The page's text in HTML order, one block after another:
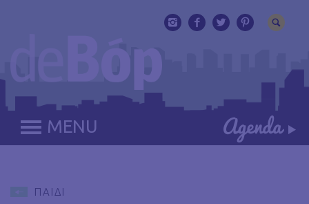
MENU
ΠΑΙΔΙ